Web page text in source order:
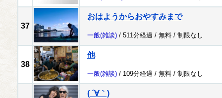
37
おはようからおやすみまで
一般(雑談) / 511分経過 / 無料 / 制限なし
38
他
一般(雑談) / 109分経過 / 無料 / 制限なし
( ´∀｀)